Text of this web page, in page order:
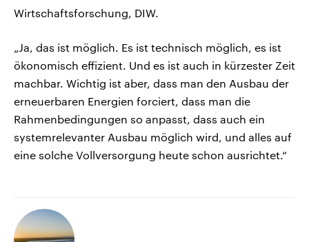
Wirtschaftsforschung, DIW.
„Ja, das ist möglich. Es ist technisch möglich, es ist
ökonomisch effizient. Und es ist auch in kürzester Zeit
machbar. Wichtig ist aber, dass man den Ausbau der
erneuerbaren Energien forciert, dass man die
Rahmenbedingungen so anpasst, dass auch ein
systemrelevanter Ausbau möglich wird, und alles auf
eine solche Vollversorgung heute schon ausrichtet.“